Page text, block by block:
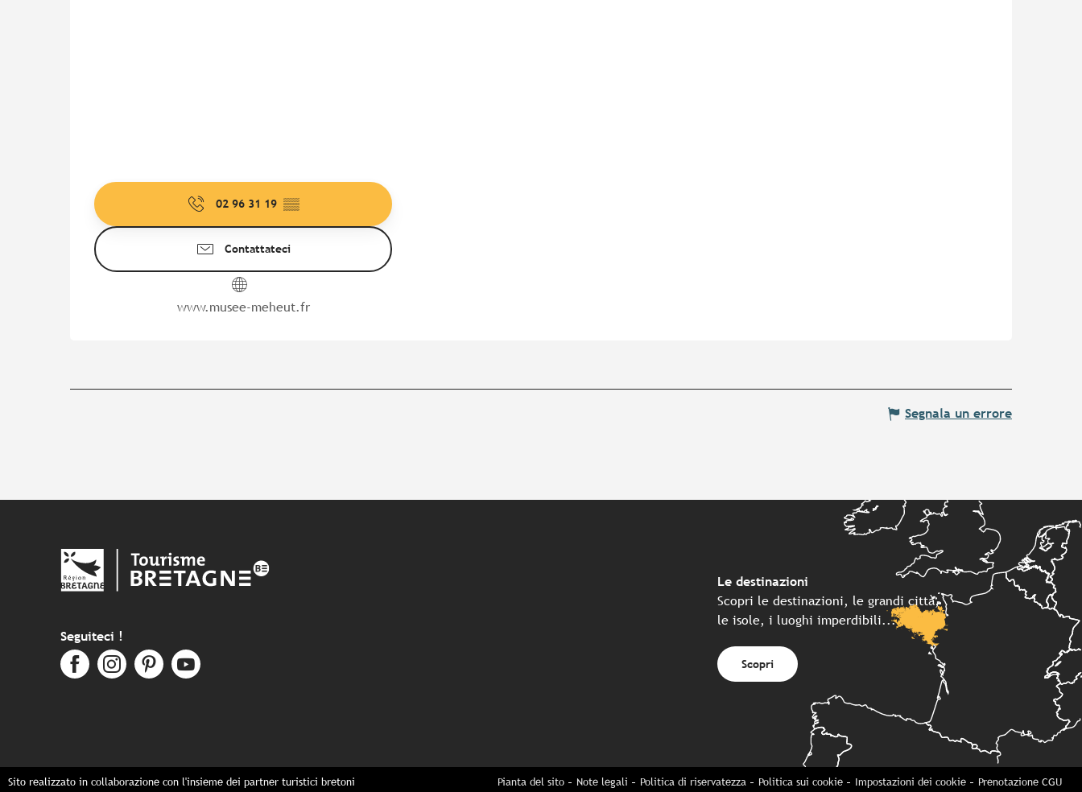
02 96 31 19 ▒▒
Contattateci
www.musee-meheut.fr
Segnala un errore
Seguiteci !
Le destinazioni
Scopri le destinazioni, le grandi città,
le isole, i luoghi imperdibili...
Scopri
Sito realizzato in collaborazione con l'insieme dei partner turistici bretoni Pianta del sito Note legali Politica di riservatezza Politica sui cookie Impostazioni dei cookie Prenotazione CGU